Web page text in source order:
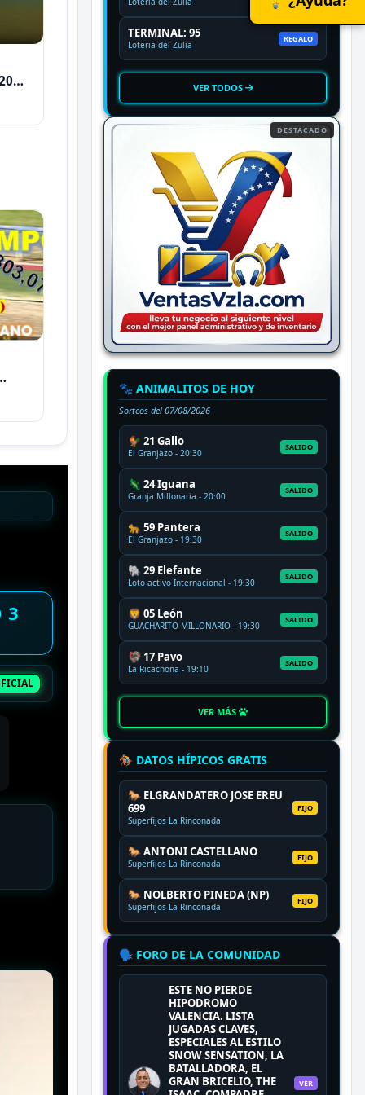
3
TERMINAL: 95
Loteria del Zulia
REGALO
VER TODOS
DESTACADO
🐾 ANIMALITOS DE HOY
Sorteos del 07/08/2026
🐓 21 Gallo
El Granjazo - 20:30
SALIDO
🦎 24 Iguana
Granja Millonaria - 20:00
SALIDO
🐆 59 Pantera
El Granjazo - 19:30
SALIDO
🐘 29 Elefante
Loto activo Internacional - 19:30
SALIDO
🦁 05 León
GUACHARITO MILLONARIO - 19:30
SALIDO
🦃 17 Pavo
La Ricachona - 19:10
SALIDO
VER MÁS
🏇 DATOS HÍPICOS GRATIS
🐎 ELGRANDATERO JOSE EREU
699
Superfijos La Rinconada
FIJO
🐎 ANTONI CASTELLANO
Superfijos La Rinconada
FIJO
🐎 NOLBERTO PINEDA (NP)
Superfijos La Rinconada
FIJO
🗣️ FORO DE LA COMUNIDAD
ESTE NO PIERDE
HIPODROMO
VALENCIA. LISTA
JUGADAS CLAVES,
ESPECIALES AL ESTILO
SNOW SENSATION, LA
BATALLADORA, EL
GRAN BRICELIO, THE
VER